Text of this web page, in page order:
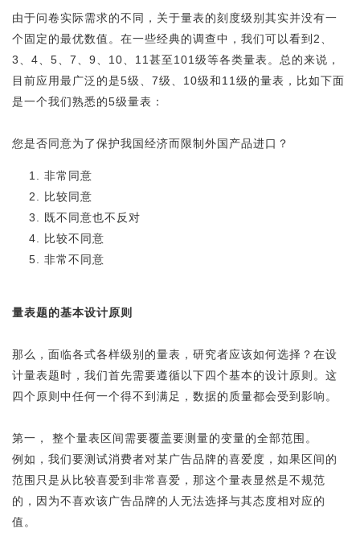
由于问卷实际需求的不同，关于量表的刻度级别其实并没有一
个固定的最优数值。在一些经典的调查中，我们可以看到2、
3、4、5、7、9、10、11甚至101级等各类量表。总的来说，
目前应用最广泛的是5级、7级、10级和11级的量表，比如下面
是一个我们熟悉的5级量表：
您是否同意为了保护我国经济而限制外国产品进口？
非常同意
比较同意
既不同意也不反对
比较不同意
非常不同意
量表题的基本设计原则
那么，面临各式各样级别的量表，研究者应该如何选择？在设
计量表题时，我们首先需要遵循以下四个基本的设计原则。这
四个原则中任何一个得不到满足，数据的质量都会受到影响。
第一， 整个量表区间需要覆盖要测量的变量的全部范围。
例如，我们要测试消费者对某广告品牌的喜爱度，如果区间的
范围只是从比较喜爱到非常喜爱，那这个量表显然是不规范
的，因为不喜欢该广告品牌的人无法选择与其态度相对应的
值。